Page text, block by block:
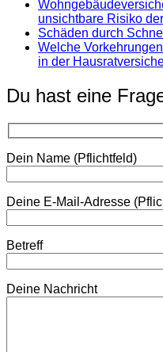
unsichtbare Risiko
Schäden durch
Welche
in der
Du hast eine
Dein Name (Pflichtfeld)
Deine E-Mail-Adresse
Betreff
Deine Nachricht